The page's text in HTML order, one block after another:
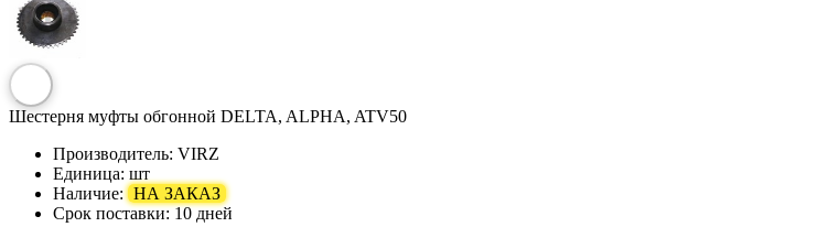
Шестерня муфты обгонной DELTA, ALPHA, ATV50
Производитель: VIRZ
Единица: шт
Наличие: НА ЗАКАЗ
Срок поставки: 10 дней